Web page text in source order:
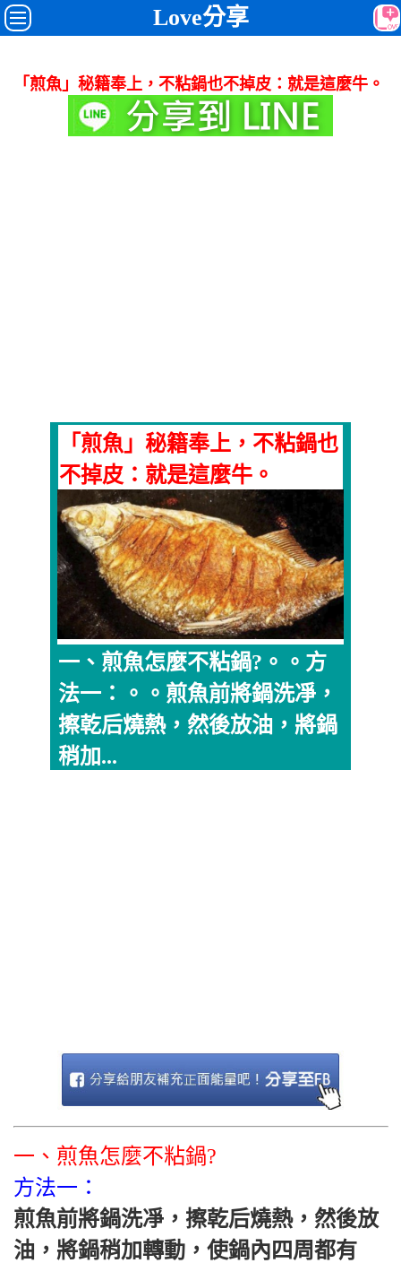
Love分享
「煎魚」秘籍奉上，不粘鍋也不掉皮：就是這麼牛。
「煎魚」秘籍奉上，不粘鍋也
不掉皮：就是這麼牛。
一、煎魚怎麼不粘鍋?。。方
法一：。。煎魚前將鍋洗凈，
擦乾后燒熱，然後放油，將鍋
稍加...
一、煎魚怎麼不粘鍋?
方法一：
煎魚前將鍋洗凈，擦乾后燒熱，然後放
油，將鍋稍加轉動，使鍋內四周都有